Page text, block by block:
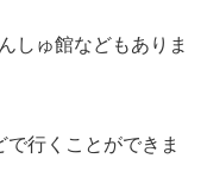
しゅ館などもありま
行くことができま